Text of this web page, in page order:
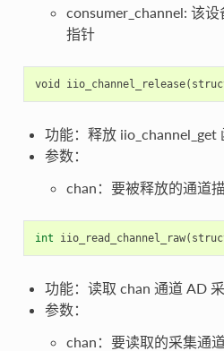
consumer_channel: 该
指针
void iio_channel_release(
功能：释放 iio_channel_get
参数：
chan：要被释放的通道
int iio_read_channel_raw(
功能：读取 chan 通道 AD
参数：
chan：要读取的采集通